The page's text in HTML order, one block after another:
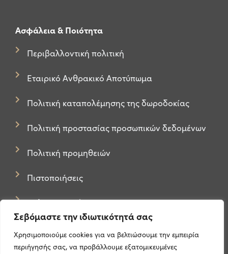
Σεβόμαστε την ιδιωτικότητά σας
Χρησιμοποιούμε cookies για να βελτιώσουμε την εμπειρία
περιήγησής σας, να προβάλλουμε εξατομικευμένες
Ασφάλεια & Ποιότητα
Περιβαλλοντική πολιτική
Εταιρικό Ανθρακικό Αποτύπωμα
Πολιτική καταπολέμησης της δωροδοκίας
Πολιτική προστασίας προσωπικών δεδομένων
Πολιτική προμηθειών
Πιστοποιήσεις
Πολιτική Cookies